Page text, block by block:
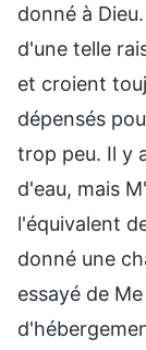
donné à
d'une telle
et croient
dépensés
trop peu. Il y
d'eau, mais
l'équivalent
donné une
essayé de